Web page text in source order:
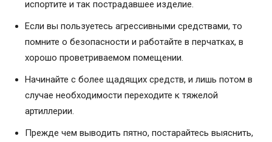
испортите и так пострадавшее изделие.
Если вы пользуетесь агрессивными средствами, то
помните о безопасности и работайте в перчатках, в
хорошо проветриваемом помещении.
Начинайте с более щадящих средств, и лишь потом в
случае необходимости переходите к тяжелой
артиллерии.
Прежде чем выводить пятно, постарайтесь выяснить,